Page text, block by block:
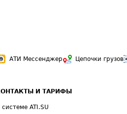
АТИ Мессенджер Цепочки грузов
И ТАРИФЫ
системе ATI.SU